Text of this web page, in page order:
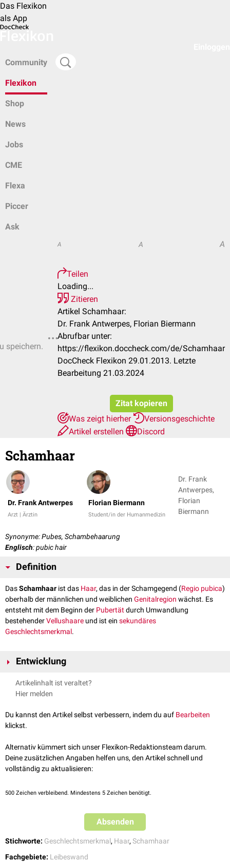
Das Flexikon
als App
Community
Flexikon
Shop
News
Jobs
CME
Flexa
Piccer
Ask
speichern.
A A A
Teilen
Loading...
Zitieren
Artikel Schamhaar:
Dr. Frank Antwerpes, Florian Biermann
Abrufbar unter:
https://flexikon.doccheck.com/de/Schamhaar
DocCheck Flexikon 29.01.2013. Letzte
Bearbeitung 21.03.2024
Zitat kopieren
Was zeigt hierher
Versionsgeschichte
Artikel erstellen
Discord
Schamhaar
Dr. Frank Antwerpes
Arzt | Ärztin
Florian Biermann
Student/in der Humanmedizin
Dr. Frank
Antwerpes,
Florian
Biermann
Synonyme: Pubes, Schambehaarung
Englisch: pubic hair
Definition
DasSchamhaar ist das Haar, das in der Schamgegend (Regio pubica)
oberhalb der männlichen und weiblichen Genitalregion wächst. Es
entsteht mit dem Beginn der Pubertätdurch Umwandlung
bestehenderVellushaare und ist ein sekundäres
Geschlechtsmerkmal.
Entwicklung
Die allmähliche Entstehung der Schambehaarung bezeichnet man als
. Sie wird nach dem englischen Kinderarzt James M. Tanner in
Tanner I: Vorpubertäre Behaarung, nur feines Vellushaar vorhanden
(< 10 Jahre)
geringer Pigmentierung an der Basis desPenisund desSkrotums
bzw. auf denSchamlippen (10–11,5 Jahre).
Tanner III: Das Haar wird kräftiger und pigmentierter. Es beginnt sich
Tanner IV: Die Schamhaare entsprechen denen eines Erwachsenen.
Tanner V: Voll ausgebildetes Schamhaar, das sich über Schenkel und
ausbreitet (> 15 Jahre).
Artikelinhalt ist veraltet?
Hier melden
Du kannst den Artikel selbst verbessern, indem du auf Bearbeiten
klickst.
Alternativ kümmert sich unser Flexikon-Redaktionsteam darum.
Deine zusätzlichen Angaben helfen uns, den Artikel schnell und
vollständig zu aktualisieren:
500 Zeichen verbleibend. Mindestens 5 Zeichen benötigt.
Absenden
Stichworte: Geschlechtsmerkmal, Haar, Schamhaar
Fachgebiete: Leibeswand